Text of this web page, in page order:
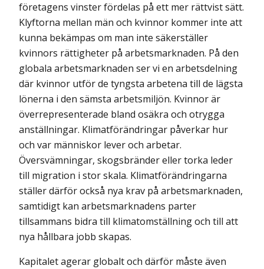
företagens vinster fördelas på ett mer rättvist sätt.
Klyftorna mellan män och kvinnor kommer inte att
kunna bekämpas om man inte säkerställer
kvinnors rättigheter på arbetsmarknaden. På den
globala arbetsmarknaden ser vi en arbetsdelning
där kvinnor utför de tyngsta arbetena till de lägsta
lönerna i den sämsta arbetsmiljön. Kvinnor är
överrepresenterade bland osäkra och otrygga
anställningar. Klimatförändringar påverkar hur
och var människor lever och arbetar.
Översvämningar, skogsbränder eller torka leder
till migration i stor skala. Klimatförändringarna
ställer därför också nya krav på arbetsmarknaden,
samtidigt kan arbetsmarknadens parter
tillsammans bidra till klimatomställning och till att
nya hållbara jobb skapas.
Kapitalet agerar globalt och därför måste även